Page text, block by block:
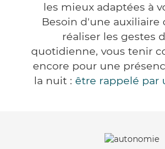
les mieux adaptées à
Besoin d'une auxiliaire
réaliser les gestes
quotidienne, vous tenir
encore pour une
la nuit : être rappelé par